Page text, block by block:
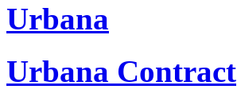
Urbana
Urbana Contract